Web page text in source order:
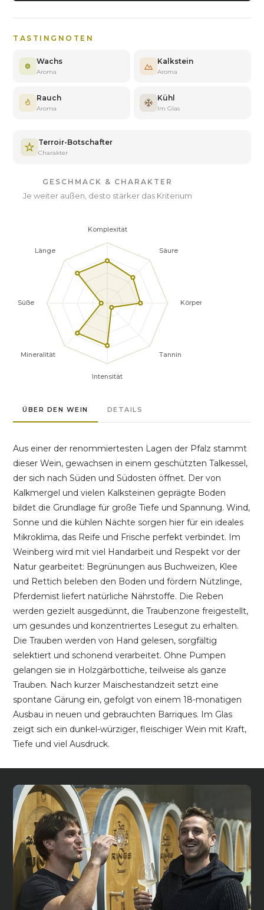
TASTINGNOTEN
Wachs
Aroma
Kalkstein
Aroma
Rauch
Aroma
Kühl
Im Glas
Terroir-Botschafter
Charakter
ÜBER DEN WEIN DETAILS
Aus einer der renommiertesten Lagen der Pfalz stammt
dieser Wein, gewachsen in einem geschützten Talkessel,
der sich nach Süden und Südosten öffnet. Der von
Kalkmergel und vielen Kalksteinen geprägte Boden
bildet die Grundlage für große Tiefe und Spannung. Wind,
Sonne und die kühlen Nächte sorgen hier für ein ideales
Mikroklima, das Reife und Frische perfekt verbindet. Im
Weinberg wird mit viel Handarbeit und Respekt vor der
Natur gearbeitet: Begrünungen aus Buchweizen, Klee
und Rettich beleben den Boden und fördern Nützlinge,
Pferdemist liefert natürliche Nährstoffe. Die Reben
werden gezielt ausgedünnt, die Traubenzone freigestellt,
um gesundes und konzentriertes Lesegut zu erhalten.
Die Trauben werden von Hand gelesen, sorgfältig
selektiert und schonend verarbeitet. Ohne Pumpen
gelangen sie in Holzgärbottiche, teilweise als ganze
Trauben. Nach kurzer Maischestandzeit setzt eine
spontane Gärung ein, gefolgt von einem 18-monatigen
Ausbau in neuen und gebrauchten Barriques. Im Glas
zeigt sich ein dunkel-würziger, fleischiger Wein mit Kraft,
Tiefe und viel Ausdruck.
GESCHMACK & CHARAKTER
Je weiter außen, desto stärker das Kriterium